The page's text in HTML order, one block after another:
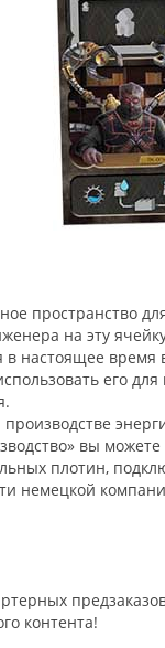
пространство
на эту
в настоящее
его
производстве
вы
плотин,
немецкой
контента!